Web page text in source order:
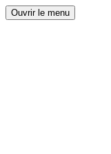
Ouvrir le menu